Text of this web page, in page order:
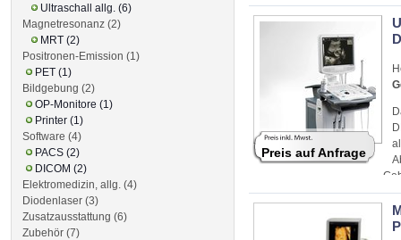
Preis auf Anfrage
Ultraschall allg. (6)
Magnetresonanz (2)
MRT (2)
Positronen-Emission (1)
PET (1)
Bildgebung (2)
OP-Monitore (1)
Printer (1)
Software (4)
PACS (2)
DICOM (2)
Elektromedizin, allg. (4)
Diodenlaser (3)
Zusatzausstattung (6)
Zubehör (7)